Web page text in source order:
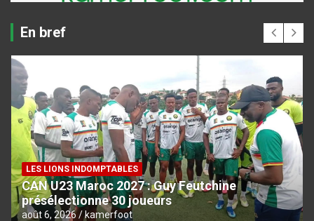
En bref
LES LIONS INDOMPTABLES
CAN U23 Maroc 2027 : Guy Feutchine
présélectionne 30 joueurs
août 6, 2026 kamerfoot